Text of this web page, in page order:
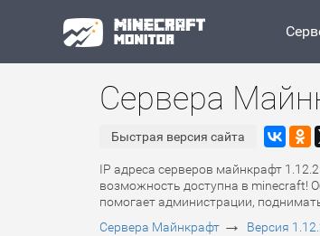
Сервера
Быстрая версия сайта
IP адреса серверов майнкрафт
возможность доступна в minecraft!
помогает администрации,
Сервера Майнкрафт → Версия